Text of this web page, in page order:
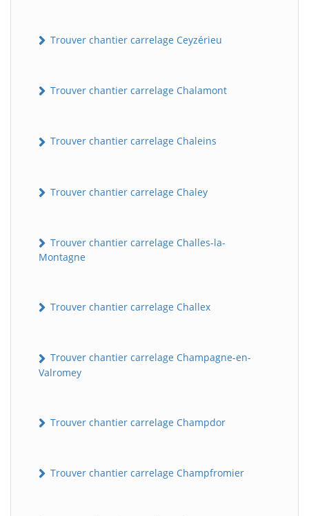
Trouver chantier carrelage Ceyzérieu
Trouver chantier carrelage Chalamont
Trouver chantier carrelage Chaleins
Trouver chantier carrelage Chaley
Trouver chantier carrelage Challes-la-
Montagne
Trouver chantier carrelage Challex
Trouver chantier carrelage Champagne-en-
Valromey
Trouver chantier carrelage Champdor
Trouver chantier carrelage Champfromier